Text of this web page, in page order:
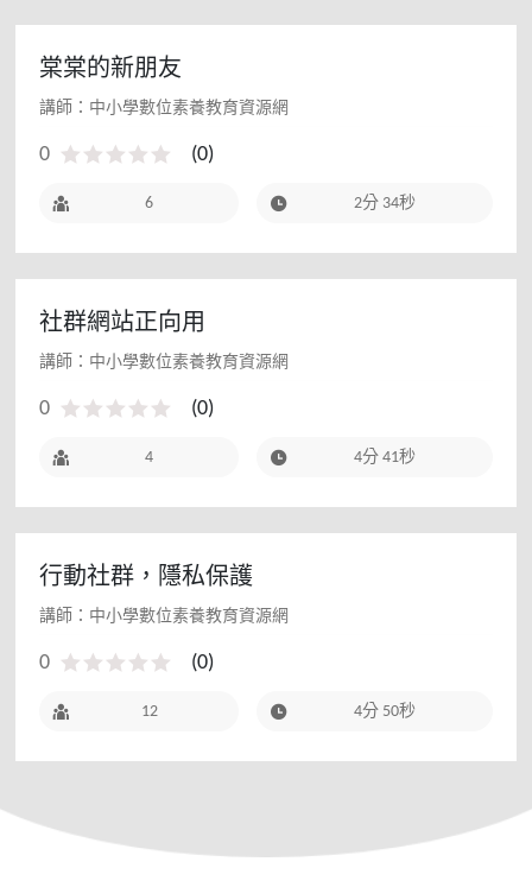
棠棠的新朋友
講師：中小學數位素養教育資源網
0 (0)
6 2分 34秒
社群網站正向用
講師：中小學數位素養教育資源網
0 (0)
4 4分 41秒
行動社群，隱私保護
講師：中小學數位素養教育資源網
0 (0)
12 4分 50秒